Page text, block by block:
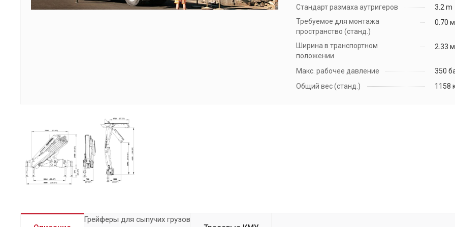
Стандарт размаха аутригеров
3.2 m
Требуемое для монтажа
пространство (станд.)
0.70 м
Ширина в транспортном
положении
2.33 м
Макс. рабочее давление
350
Общий вес (станд.)
1158
Грейферы для сыпучих грузов